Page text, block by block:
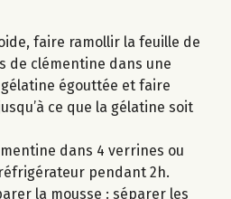
faire ramollir la feuille de
de clémentine dans une
égouttée et faire
ce que la gélatine soit
dans 4 verrines ou
pendant 2h.
la mousse : séparer les